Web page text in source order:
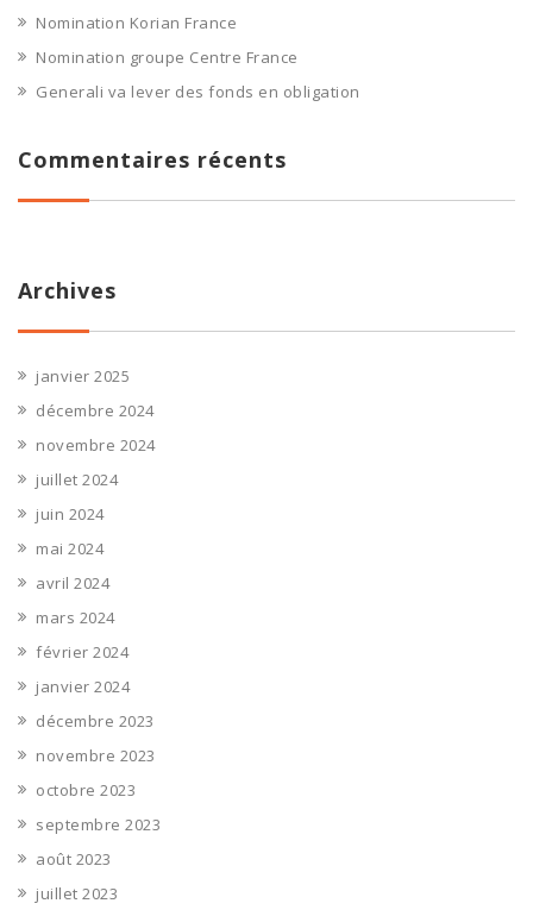
Nomination Korian France
Nomination groupe Centre France
Generali va lever des fonds en obligation
Commentaires récents
Archives
janvier 2025
décembre 2024
novembre 2024
juillet 2024
juin 2024
mai 2024
avril 2024
mars 2024
février 2024
janvier 2024
décembre 2023
novembre 2023
octobre 2023
septembre 2023
août 2023
juillet 2023